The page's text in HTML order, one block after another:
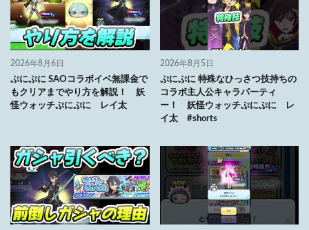
2026年8月6日
ぷにぷに SAOコラボイベ無課金で
もクリアまでやり方を解説！ 妖
怪ウォッチぷにぷに レイ太
2026年8月5日
ぷにぷに 特殊なひっさつ技持ちの
コラボ主人公キャラパーティ
ー！ 妖怪ウォッチぷにぷに レ
イ太 #shorts